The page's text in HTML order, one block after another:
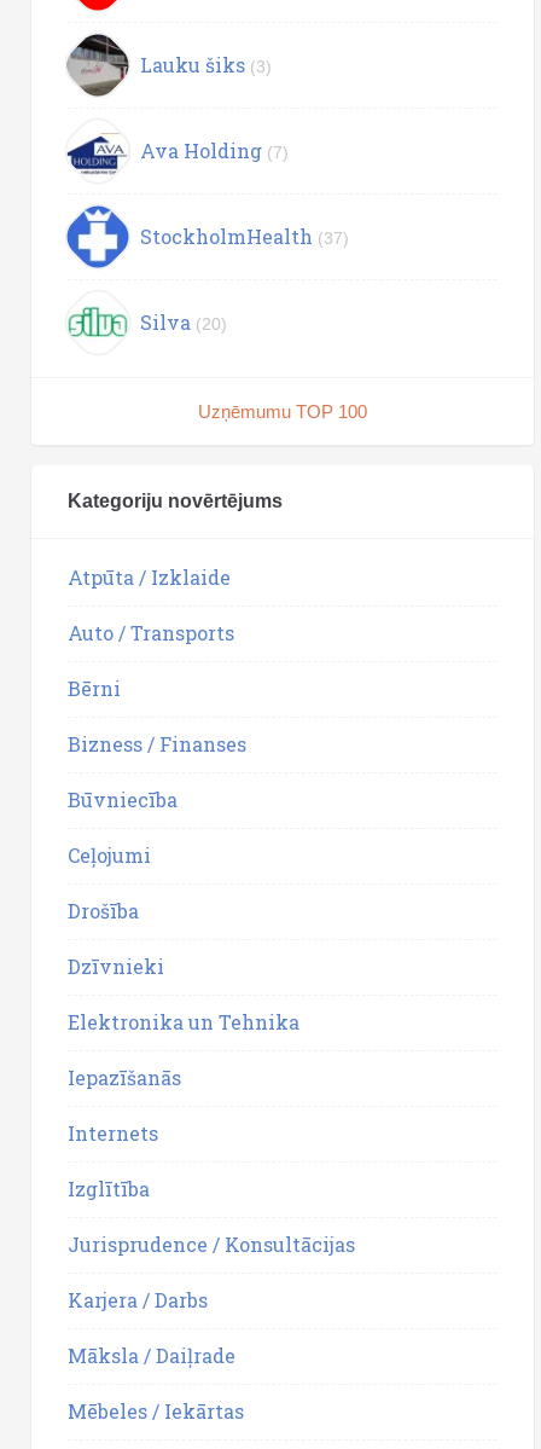
Lauku šiks (3)
Ava Holding (7)
StockholmHealth (37)
Silva (20)
Uzņēmumu TOP 100
Kategoriju novērtējums
Atpūta / Izklaide
Auto / Transports
Bērni
Bizness / Finanses
Būvniecība
Ceļojumi
Drošība
Dzīvnieki
Elektronika un Tehnika
Iepazīšanās
Internets
Izglītība
Jurisprudence / Konsultācijas
Karjera / Darbs
Māksla / Daiļrade
Mēbeles / Iekārtas